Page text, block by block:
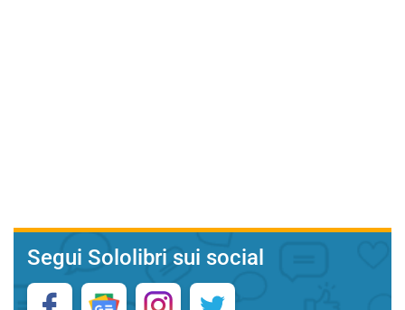
Segui Sololibri sui social